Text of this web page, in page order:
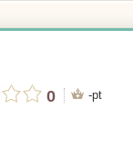
0
-pt